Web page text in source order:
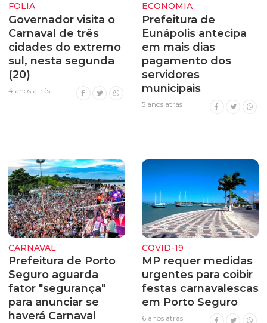
FOLIA
Governador visita o
Carnaval de três
cidades do extremo
sul, nesta segunda
(20)
4 anos atrás
ECONOMIA
Prefeitura de
Eunápolis antecipa
em mais dias
pagamento dos
servidores
municipais
5 anos atrás
CARNAVAL
Prefeitura de Porto
Seguro aguarda
fator "segurança"
para anunciar se
haverá Carnaval
COVID-19
MP requer medidas
urgentes para coibir
festas carnavalescas
em Porto Seguro
6 anos atrás